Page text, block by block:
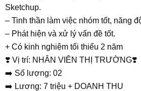
Sketchup.
– Tinh thần làm việc nhóm tốt, năng
– Phát hiện và xử lý vấn đề tốt.
+ Có kinh nghiệm tối thiểu 2 năm
❣️ Vị trí: NHÂN VIÊN THỊ TRƯỜNG❣️
➡️ Số lượng: 02
➡️ Lương: 7 triệu + DOANH THU